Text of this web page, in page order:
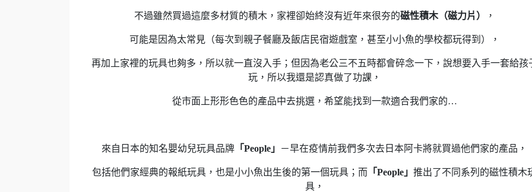
不過雖然買過這麼多材質的積木，家裡卻始終沒有近年來很夯的磁性積木（磁力片） ，
可能是因為太常見（每次到親子餐廳及飯店民宿遊戲室，甚至小小魚的學校都玩得到），
再加上家裡的玩具也夠多，所以就一直沒入手；但因為老公三不五時都會碎念一下，說想要入手一套給孩
玩，所以我還是認真做了功課，
從市面上形形色色的產品中去挑選，希望能找到一款適合我們家的…
來自日本的知名嬰幼兒玩具品牌 「People」 －早在疫情前我們多次去日本阿卡將就買過他們家的產品，
包括他們家經典的報紙玩具，也是小小魚出生後的第一個玩具；而 「People」 推出了不同系列的磁性積木
具，